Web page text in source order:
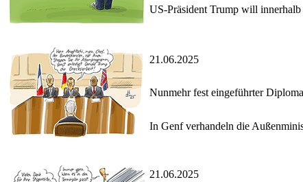
US-Präsident Trump will
21.06.2025
Nunmehr fest eingeführter
In Genf verhandeln die
21.06.2025